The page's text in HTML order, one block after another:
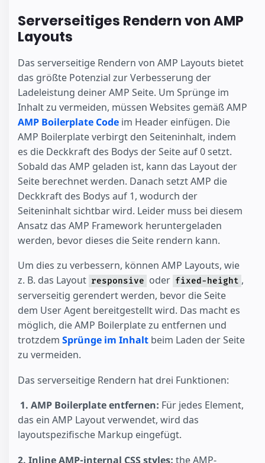
Serverseitiges Rendern von AMP
Layouts
Das serverseitige Rendern von AMP Layouts bietet
das größte Potenzial zur Verbesserung der
Ladeleistung deiner AMP Seite. Um Sprünge im
Inhalt zu vermeiden, müssen Websites gemäß AMP
AMP Boilerplate Code im Header einfügen. Die
AMP Boilerplate verbirgt den Seiteninhalt, indem
es die Deckkraft des Bodys der Seite auf 0 setzt.
Sobald das AMP geladen ist, kann das Layout der
Seite berechnet werden. Danach setzt AMP die
Deckkraft des Bodys auf 1, wodurch der
Seiteninhalt sichtbar wird. Leider muss bei diesem
Ansatz das AMP Framework heruntergeladen
werden, bevor dieses die Seite rendern kann.
Um dies zu verbessern, können AMP Layouts, wie
z. B. das Layout responsive oder fixed-height ,
serverseitig gerendert werden, bevor die Seite
dem User Agent bereitgestellt wird. Das macht es
möglich, die AMP Boilerplate zu entfernen und
trotzdem Sprünge im Inhalt beim Laden der Seite
zu vermeiden.
Das serverseitige Rendern hat drei Funktionen:
1. AMP Boilerplate entfernen: Für jedes Element,
das ein AMP Layout verwendet, wird das
layoutspezifische Markup eingefügt.
2. Inline AMP-internal CSS styles: the AMP-